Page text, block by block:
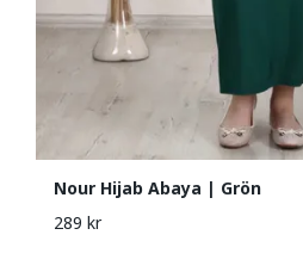
Nour Hijab Abaya | Grön
289 kr